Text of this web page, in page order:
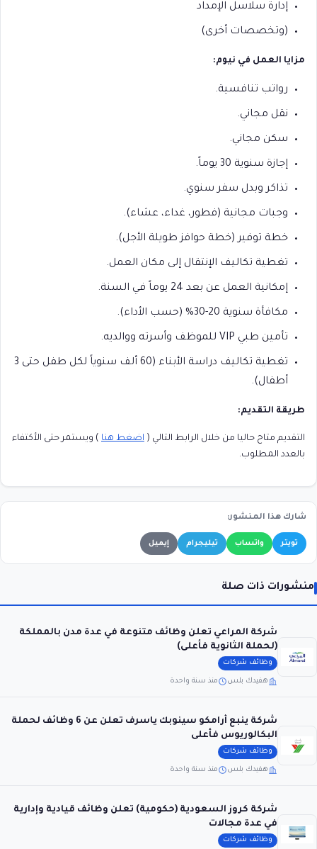
إدارة سلاسل الإمداد
(وتخصصات أخرى)
مزايا العمل في نيوم:
رواتب تنافسية.
نقل مجاني.
سكن مجاني.
إجازة سنوية 30 يوماً.
تذاكر وبدل سفر سنوي.
وجبات مجانية (فطور، غداء، عشاء).
خطة توفير (خطة حوافز طويلة الأجل).
تغطية تكاليف الإنتقال إلى مكان العمل.
إمكانية العمل عن بعد 24 يوماً في السنة.
مكافأة سنوية 20-30% (حسب الأداء).
تأمين طبي VIP للموظف وأسرته ووالديه.
تغطية تكاليف دراسة الأبناء (60 ألف سنوياً لكل طفل حتى 3
أطفال).
طريقة التقديم:
التقديم متاح حاليا من خلال الرابط التالي ( اضغط هنا ) ويستمر حتى الأكتفاء
بالعدد المطلوب.
شارك هذا المنشور:
تويتر واتساب تيليجرام إيميل
منشورات ذات صلة
شركة المراعي تعلن وظائف متنوعة في عدة مدن بالمملكة
(لحملة الثانوية فأعلى)
وظائف شركات
هفيدك بلس منذ سنة واحدة
شركة ينبع أرامكو سينوبك ياسرف تعلن عن 6 وظائف لحملة
البكالوريوس فأعلى
وظائف شركات
هفيدك بلس منذ سنة واحدة
شركة كروز السعودية (حكومية) تعلن وظائف قيادية وإدارية
في عدة مجالات
وظائف شركات